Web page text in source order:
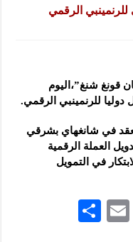
الرقمي
قونغ شنغ”،اليوم
دوليا للرنمينبي الرقمي.
في شانغهاي بشرقي
العملة الرقمية
في التمويل
Te
E